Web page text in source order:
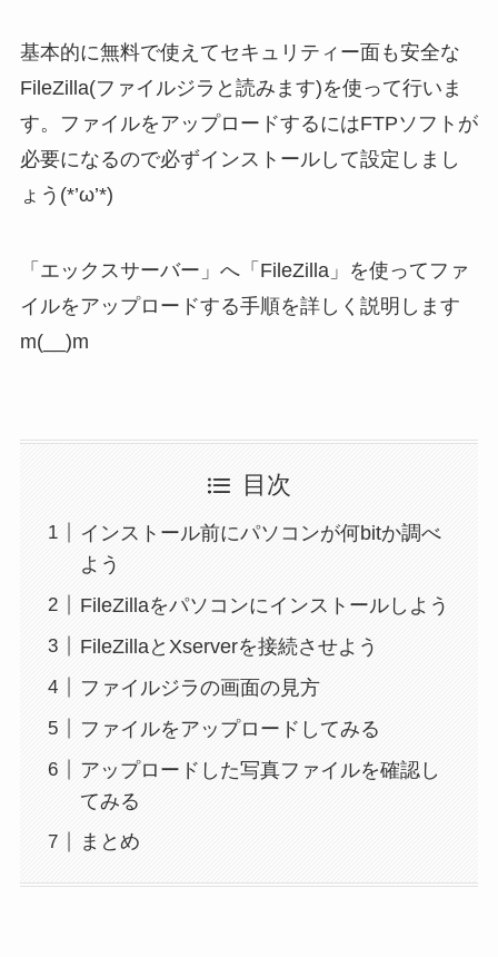
基本的に無料で使えてセキュリティー面も安全な
FileZilla(ファイルジラと読みます)を使って行いま
す。ファイルをアップロードするにはFTPソフトが
必要になるので必ずインストールして設定しまし
ょう(*’ω’*)
「エックスサーバー」へ「FileZilla」を使ってファ
イルをアップロードする手順を詳しく説明します
m(__)m
目次
インストール前にパソコンが何bitか調べ
よう
FileZillaをパソコンにインストールしよう
FileZillaとXserverを接続させよう
ファイルジラの画面の見方
ファイルをアップロードしてみる
アップロードした写真ファイルを確認し
てみる
まとめ